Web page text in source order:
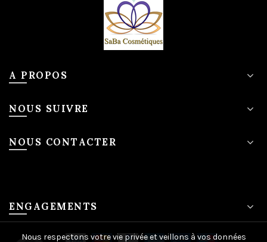
A PROPOS
NOUS SUIVRE
NOUS CONTACTER
ENGAGEMENTS
Nous respectons votre vie privée et veillons à vos données